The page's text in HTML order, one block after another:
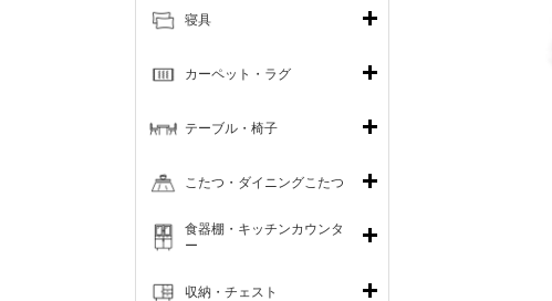
寝具
カーペット・ラグ
テーブル・椅子
こたつ・ダイニングこたつ
食器棚・キッチンカウンタ
ー
収納・チェスト